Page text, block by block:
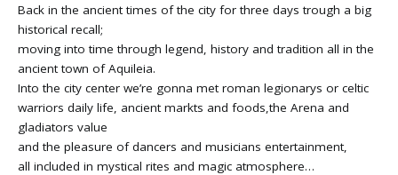
Back in the ancient times of the city for three days trough a big
historical recall;
moving into time through legend, history and tradition all in the
ancient town of Aquileia.
Into the city center we’re gonna met roman legionarys or celtic
warriors daily life, ancient markts and foods,the Arena and
gladiators value
and the pleasure of dancers and musicians entertainment,
all included in mystical rites and magic atmosphere…